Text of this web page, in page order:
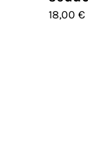
18,00€